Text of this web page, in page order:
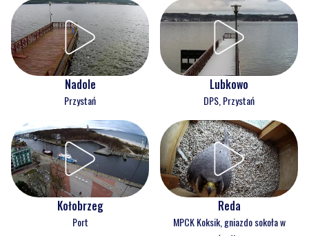
Nadole
Przystań
Lubkowo
DPS, Przystań
Kołobrzeg
Port
Reda
MPCK Koksik, gniazdo sokoła w